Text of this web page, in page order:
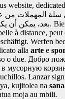
website,
سلة المهملات من
بعد، يمكن أن يكون متعة، ويمكن حفظ خطوة أو اثنتين.
à distance,
Werfen
alla arte e
o due. Добро
мусорную
Lanzar
kujitolea na
moja au mbili.